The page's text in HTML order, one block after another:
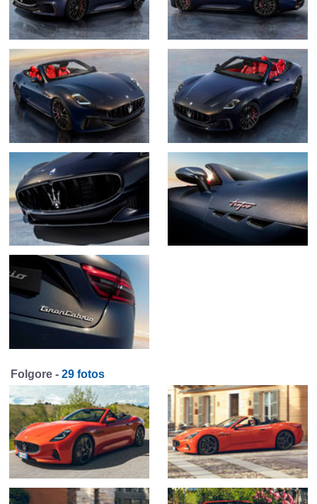
Folgore - 29 fotos